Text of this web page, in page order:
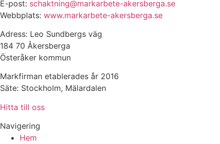
E-post: schaktning@markarbete-akersberga.se
Webbplats: www.markarbete-akersberga.se
Adress: Leo Sundbergs väg
184 70 Åkersberga
Österåker kommun
Markfirman etablerades år 2016
Säte: Stockholm, Mälardalen
Hitta till oss
Navigering
Hem